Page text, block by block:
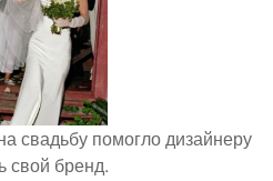
свадьбу помогло дизайнеру
свой бренд.